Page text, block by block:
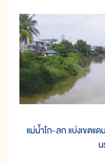
แม่น้ำโก-ลก แบ่งเขตแ